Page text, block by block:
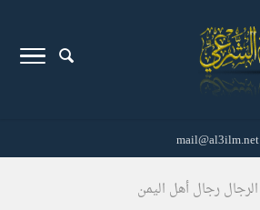
mail@al3ilm.net
رجال أهل اليمن